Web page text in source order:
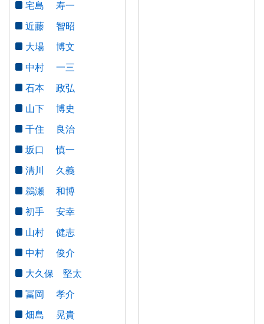
請願と陳情の手続
行政視察の受入れ
県庁舎（県議会棟）へのアクセス
政務活動費
県議会事務局
ご意見・ご要望
県議会の役割と権限
県議会のしくみと議案の流れ
委員会の概要
県議会のうつりかわり
県議会の取組
議員研修会
宅島 寿一
近藤 智昭
大場 博文
中村 一三
石本 政弘
山下 博史
千住 良治
坂口 慎一
清川 久義
鵜瀬 和博
初手 安幸
山村 健志
中村 俊介
大久保 堅太
冨岡 孝介
畑島 晃貴